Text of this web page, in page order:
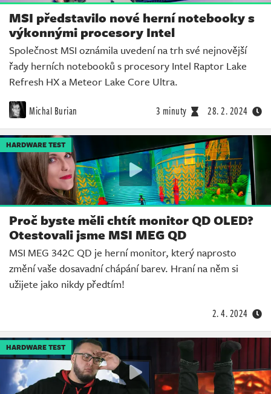
MSI představilo nové herní notebooky s
výkonnými procesory Intel
Společnost MSI oznámila uvedení na trh své nejnovější
řady herních notebooků s procesory Intel Raptor Lake
Refresh HX a Meteor Lake Core Ultra.
Michal Burian 3 minuty 28. 2. 2024
HARDWARE TEST
Proč byste měli chtít monitor QD OLED?
Otestovali jsme MSI MEG QD
MSI MEG 342C QD je herní monitor, který naprosto
změní vaše dosavadní chápání barev. Hraní na něm si
užijete jako nikdy předtím!
2. 4. 2024
HARDWARE TEST